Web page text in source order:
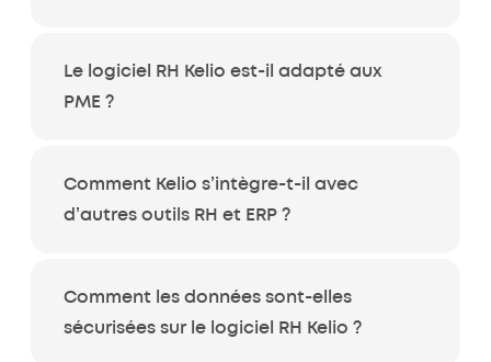
Le logiciel RH Kelio est-il adapté aux
PME ?
Comment Kelio s’intègre-t-il avec
d’autres outils RH et ERP ?
Comment les données sont-elles
sécurisées sur le logiciel RH Kelio ?